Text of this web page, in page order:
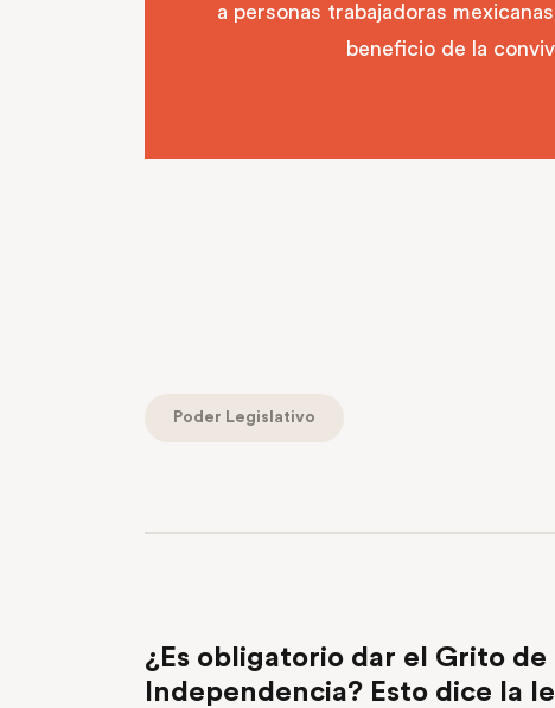
a personas trabajadoras
beneficio de la
Poder Legislativo
¿Es obligatorio dar el Grito de
Independencia? Esto dice la